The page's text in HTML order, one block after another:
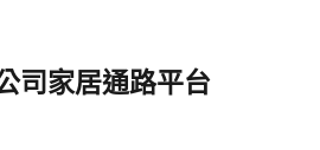
司家居通路平台